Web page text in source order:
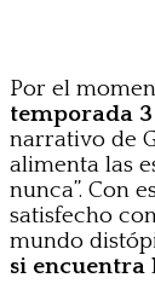
Por el
temporada
narrativo de
alimenta las
nunca”. Con
satisfecho
mundo
si encuentra